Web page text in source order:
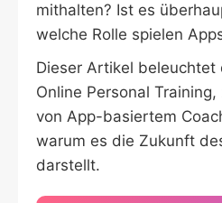
mithalten? Ist es
welche Rolle spielen
Dieser Artikel
Online Personal
von App-basiertem
warum es die Zukunft
darstellt.